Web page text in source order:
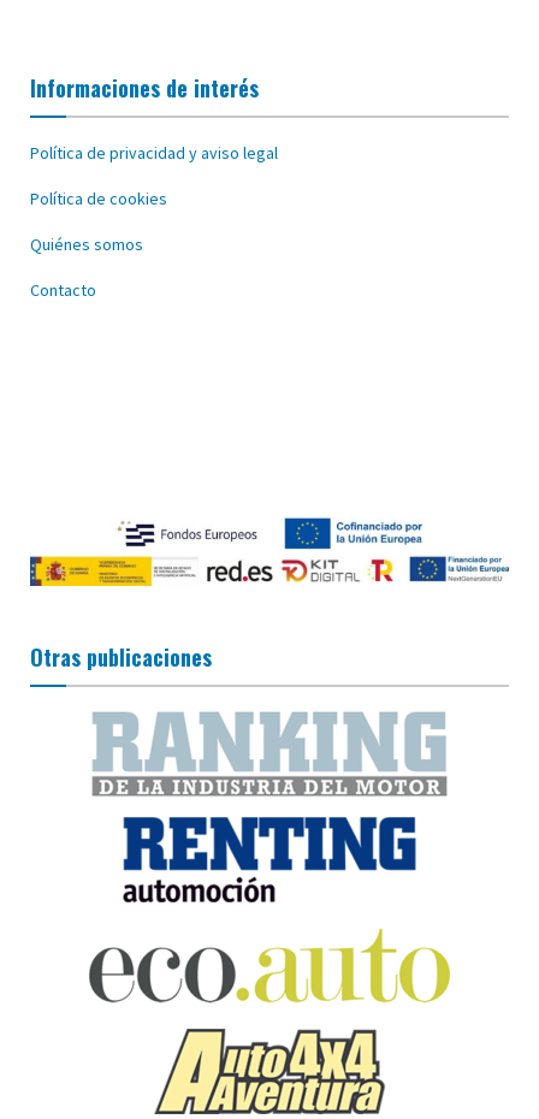
Informaciones de interés
Política de privacidad y aviso legal
Política de cookies
Quiénes somos
Contacto
Otras publicaciones